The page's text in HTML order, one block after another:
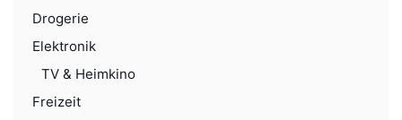
Drogerie
Elektronik
TV & Heimkino
Freizeit